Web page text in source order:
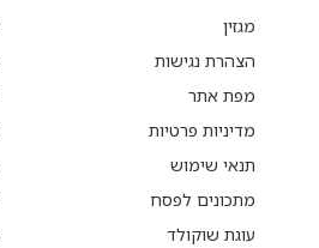
מגזין
הצהרת נגישות
מפת אתר
מדיניות פרטיות
תנאי שימוש
מתכונים לפסח
עוגת שוקולד